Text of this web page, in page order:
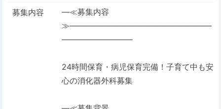
募集内容
―≪募集内容
≫――――――――――――――――――
―――――――――
24時間保育・病児保育完備！子育て中も安
心の消化器外科募集